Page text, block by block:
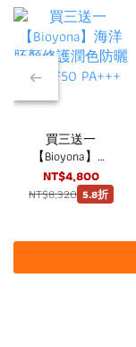
買三送一
【Bioyona】海
洋胚顏修護潤色
防曬霜 SPF50
PA+++
NT$4,800
NT$8,320 5.8折